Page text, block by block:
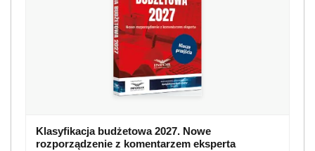
Klasyfikacja budżetowa 2027. Nowe
rozporządzenie z komentarzem eksperta